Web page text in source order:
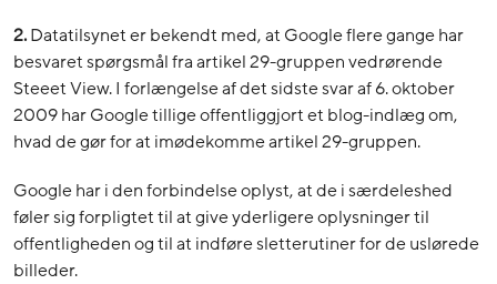
2.Datatilsynet er bekendt med, at Google flere gange har
besvaret spørgsmål fra artikel 29-gruppen vedrørende
Steeet View. I forlængelse af det sidste svar af 6. oktober
2009 har Google tillige offentliggjort et blog-indlæg om,
hvad de gør for at imødekomme artikel 29-gruppen.
Google har i den forbindelse oplyst, at de i særdeleshed
føler sig forpligtet til at give yderligere oplysninger til
offentligheden og til at indføre sletterutiner for de uslørede
billeder.